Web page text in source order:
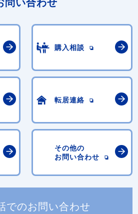
問い合わせ
購入相談
転居連絡
その他の
お問い合わせ
でのお問い合わせ